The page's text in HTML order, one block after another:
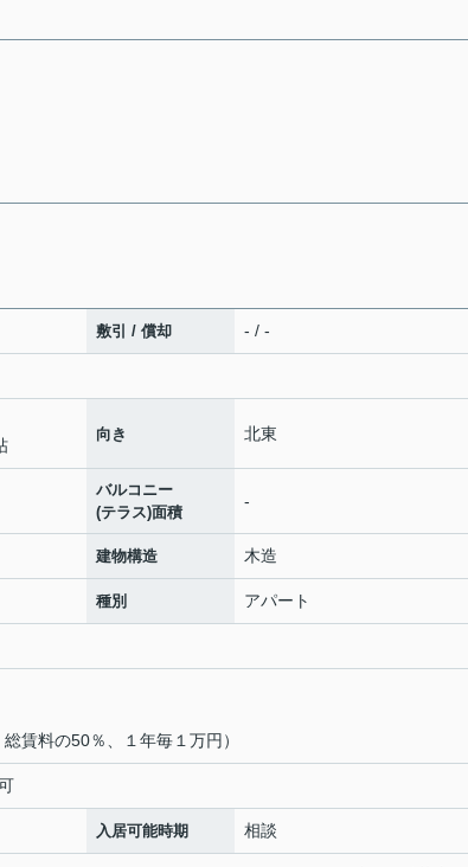
敷引 / 償却 - / -
向き 北東
バルコニー
(テラス)面積
-
建物構造 木造
種別 アパート
賃料の50％、１年毎１万円）
入居可能時期 相談